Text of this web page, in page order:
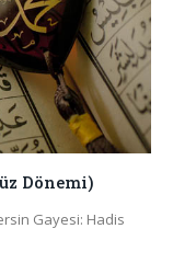
Dönemi)
Gayesi: Hadis